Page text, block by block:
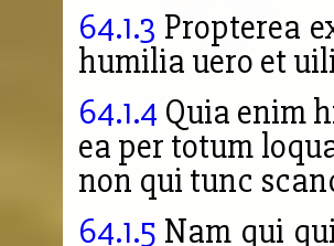
64.1.3 Propterea
humilia uero et
64.1.4 Quia enim
ea per totum
non qui tunc
64.1.5 Nam qui